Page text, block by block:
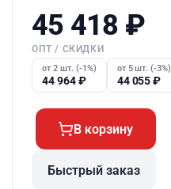
45 418 ₽
ОПТ / СКИДКИ
от 2 шт. (-1%)
44 964₽
от 5 шт. (-3%)
44 055₽
В корзину
Быстрый заказ